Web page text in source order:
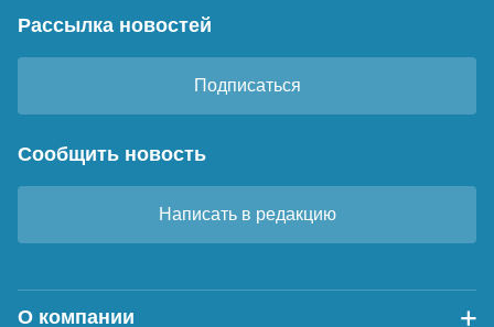
Рассылка новостей
Подписаться
Сообщить новость
Написать в редакцию
О компании